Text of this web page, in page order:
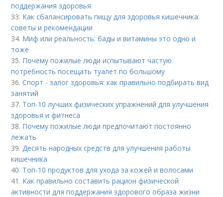
поддержания здоровья
33. Как сбалансировать пищу для здоровья кишечника:
советы и рекомендации
34. Миф или реальность: бады и витамины это одно и
тоже
35. Почему пожилые люди испытывают частую
потребность посещать туалет по большому
36.Спорт - залог здоровья: как правильно подбирать вид
занятий
37. Топ-10 лучших физических упражнений для улучшения
здоровья и фитнеса
38. Почему пожилые люди предпочитают постоянно
лежать
39.Десять народных средств для улучшения работы
кишечника
40. Топ-10 продуктов для ухода за кожей и волосами
41. Как правильно составить рацион физической
активности для поддержания здорового образа жизни